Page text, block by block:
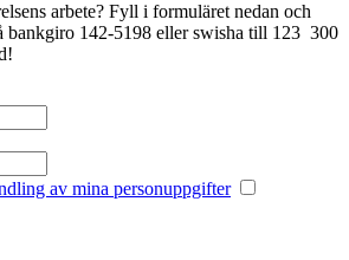
arbete? Fyll i formuläret nedan och
bankgiro 142-5198 eller swisha till 123 300
av mina personuppgifter